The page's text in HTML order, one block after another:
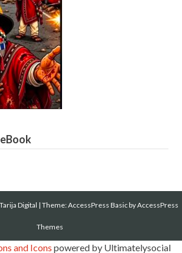
Digital | Theme:AccessPress Basicby AccessPress
Themes
and Icons powered by Ultimatelysocial